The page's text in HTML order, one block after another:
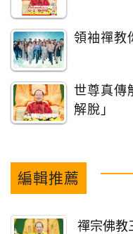
領袖禪教
世尊真傳
解脫」
編輯推薦
禪宗佛教